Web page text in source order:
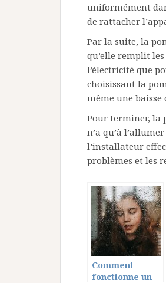
uniformément
de rattacher
Par la suite, la
qu’elle remplit
l’électricité que
choisissant la
même une
Pour terminer, la
n’a qu’à
l’installateur
problèmes et les
Comment
fonctionne un